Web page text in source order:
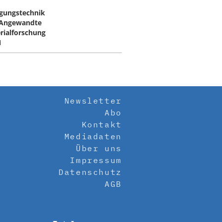
Newsletter
Abo
Kontakt
Mediadaten
Über uns
Impressum
Datenschutz
AGB